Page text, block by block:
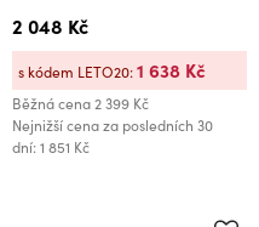
2 048 Kč
Běžná cena2 399 Kč
Nejnižší cena za posledních 30
dní: 1 851 Kč
s kódem LETO20:1 638 Kč